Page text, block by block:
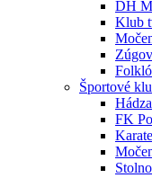
DH
Klub
Športové
FK